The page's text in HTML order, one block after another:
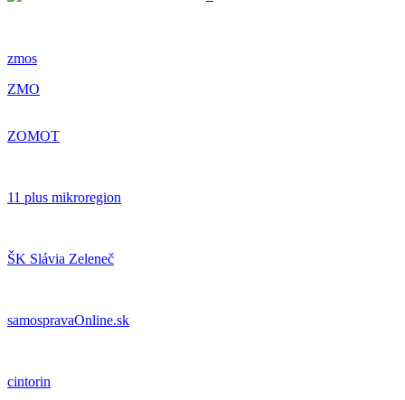
zmos
ZMO
ZOMOT
11 plus mikroregion
ŠK Slávia Zeleneč
samospravaOnline.sk
cintorin